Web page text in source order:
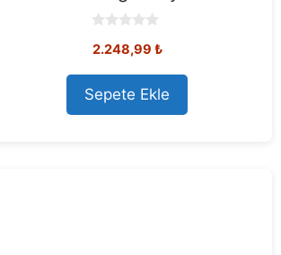
o
t
o
f
5
2.248,99 ₺
Sepete Ekle